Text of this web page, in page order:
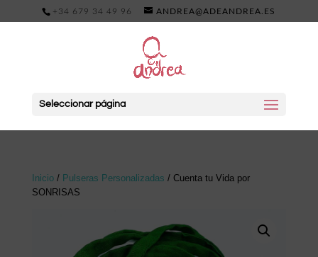
+34 679 34 49 96 ANDREA@ADEANDREA.ES
Seleccionar página
Inicio/ Pulseras Personalizadas / Cuenta tu Vida por
SONRISAS